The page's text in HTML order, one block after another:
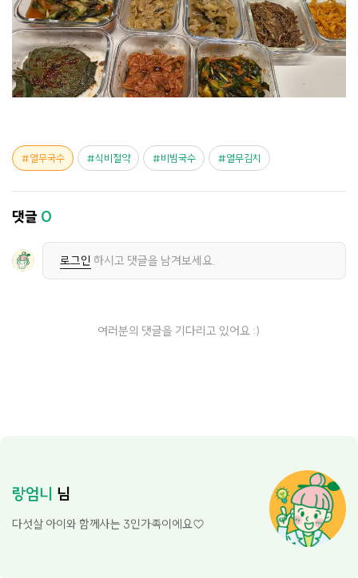
열무국수 식비절약 비빔국수 열무김치
댓글 0
로그인 하시고 댓글을 남겨보세요.
여러분의 댓글을 기다리고 있어요 :)
랑엄니 님
다섯살 아이와 함께사는 3인가족이에요♡